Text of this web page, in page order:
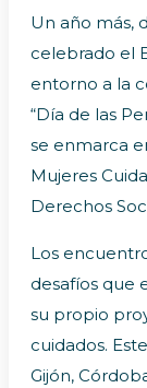
Un año más,
celebrado el
entorno a la
“Día de las
se enmarca
Mujeres
Derechos
Los
desafíos que
su propio
cuidados.
Gijón,